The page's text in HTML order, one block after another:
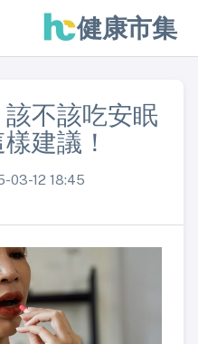
健康市集
不該吃安眠
建議！
03-12 18:45